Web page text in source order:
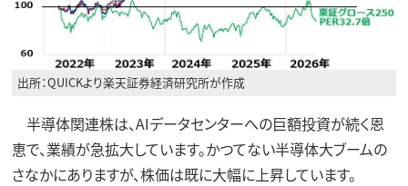
出所：QUICKより楽天証券経済研究所が作成
半導体関連株は、AIデータセンターへの巨額投資が続く恩
恵で、業績が急拡大しています。かつてない半導体大ブームの
さなかにありますが、株価は既に大幅に上昇しています。